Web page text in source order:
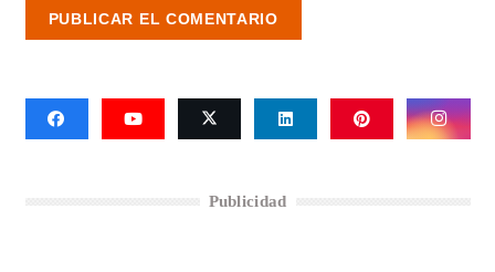
PUBLICAR EL COMENTARIO
Publicidad